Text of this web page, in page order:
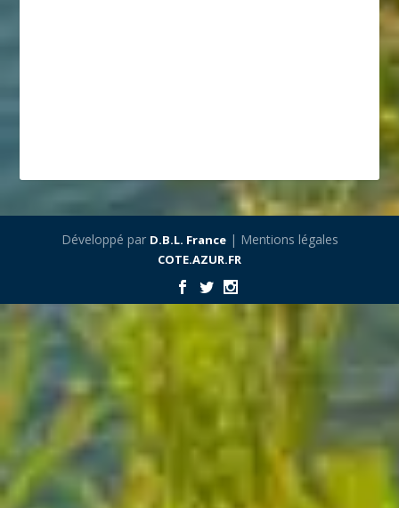
Développé par D.B.L. France| Mentions légales
COTE.AZUR.FR